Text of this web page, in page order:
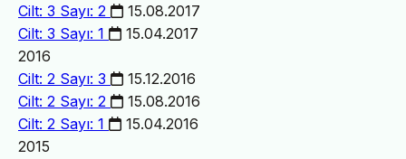
Cilt: 3 Sayı: 2
15.08.2017
Cilt: 3 Sayı: 1
15.04.2017
2016
Cilt: 2 Sayı: 3
15.12.2016
Cilt: 2 Sayı: 2
15.08.2016
Cilt: 2 Sayı: 1
15.04.2016
2015